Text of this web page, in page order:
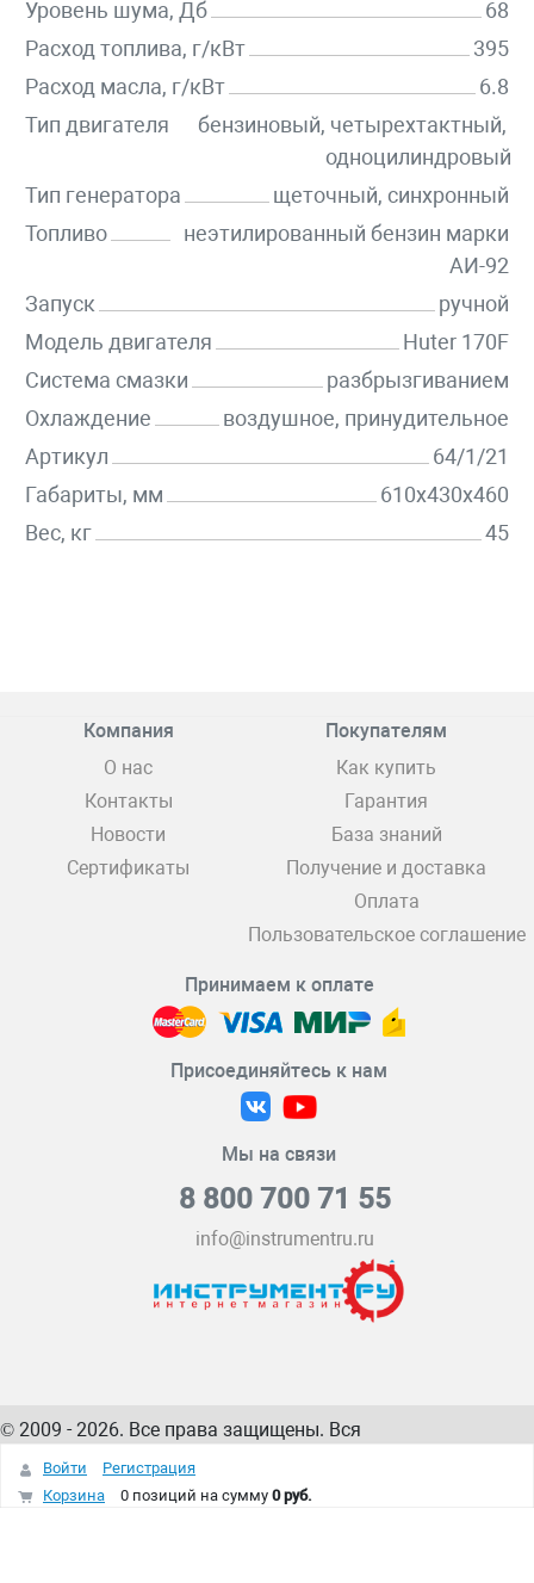
Уровень шума, Дб
68
Расход топлива, г/кВт
395
Расход масла, г/кВт
6.8
Тип двигателя
бензиновый, четырехтактный,
одноцилиндровый
Тип генератора
щеточный, синхронный
Топливо
неэтилированный бензин марки
АИ-92
Запуск
ручной
Модель двигателя
Huter 170F
Система смазки
разбрызгиванием
Охлаждение
воздушное, принудительное
Артикул
64/1/21
Габариты, мм
610х430х460
Вес, кг
45
Компания
О нас
Контакты
Новости
Сертификаты
Покупателям
Как купить
Гарантия
База знаний
Получение и доставка
Оплата
Пользовательское соглашение
Принимаем к оплате
Присоединяйтесь к нам
Мы на связи
8 800 700 71 55
info@instrumentru.ru
© 2009 - 2026. Все права защищены. Вся
информация на сайте – собственность
интернет-магазина
Войти
Регистрация
Корзина
0 позиций на сумму 0 руб.